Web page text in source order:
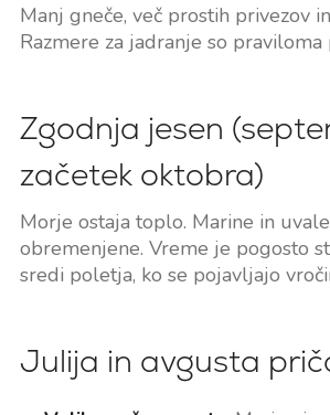
Manj gneče, več prostih privezov
Razmere za jadranje so praviloma
Zgodnja jesen
začetek oktobra)
Morje ostaja toplo. Marine in
obremenjene. Vreme je pogosto
sredi poletja, ko se pojavljajo
Julija in avgusta